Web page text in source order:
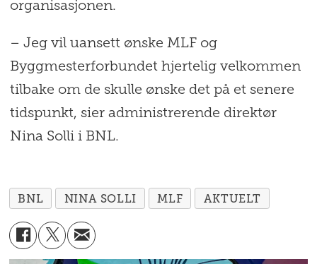
organisasjonen.
– Jeg vil uansett ønske MLF og
Byggmesterforbundet hjertelig velkommen
tilbake om de skulle ønske det på et senere
tidspunkt, sier administrerende direktør
Nina Solli i BNL.
BNL NINA SOLLI MLF AKTUELT